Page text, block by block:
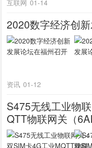
互联网 01-14
2020数字经济创
资讯 01-12
S475无线工业物
QTT物联网关（